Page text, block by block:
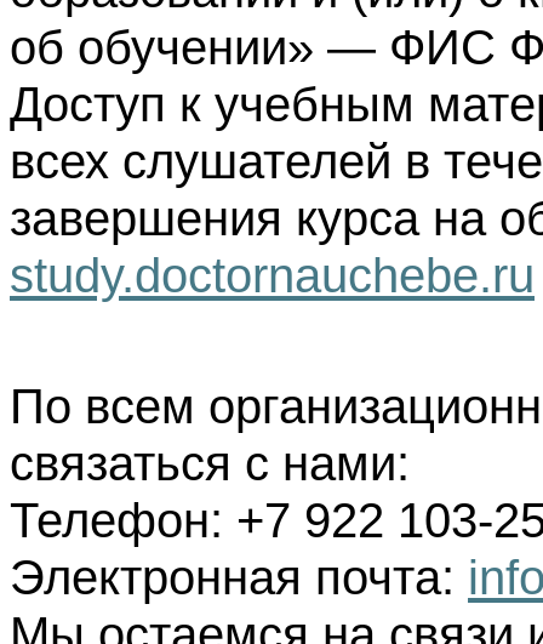
об обучении» — ФИС
Доступ к учебным
всех слушателей в
завершения курса на
study.doctornauchebe.ru
По всем
связаться с нами:
Телефон: +7 922 103-
Электронная почта: